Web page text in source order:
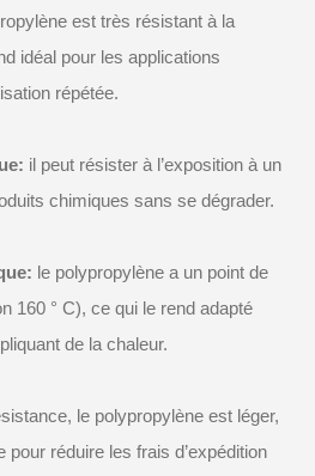
est très résistant à la
idéal pour les applications
répétée.
il peut résister à l’exposition à un
chimiques sans se dégrader.
le polypropylène a un point de
160 ° C), ce qui le rend adapté
de la chaleur.
le polypropylène est léger,
pour réduire les frais d’expédition